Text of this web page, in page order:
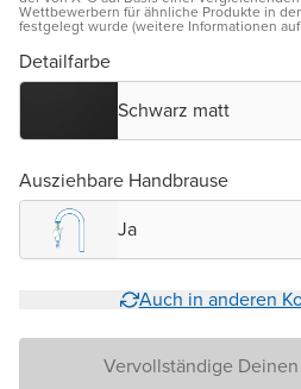
Wettbewerbern für ähnliche Produkte in
festgelegt wurde (weitere Informationen
Detailfarbe
Schwarz matt
Ausziehbare Handbrause
Ja
Auch in anderen
Vervollständige